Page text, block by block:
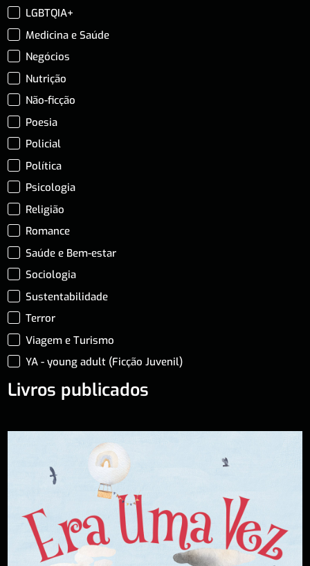
LGBTQIA+
Medicina e Saúde
Negócios
Nutrição
Não-ficção
Poesia
Policial
Política
Psicologia
Religião
Romance
Saúde e Bem-estar
Sociologia
Sustentabilidade
Terror
Viagem e Turismo
YA - young adult (Ficção Juvenil)
Livros publicados